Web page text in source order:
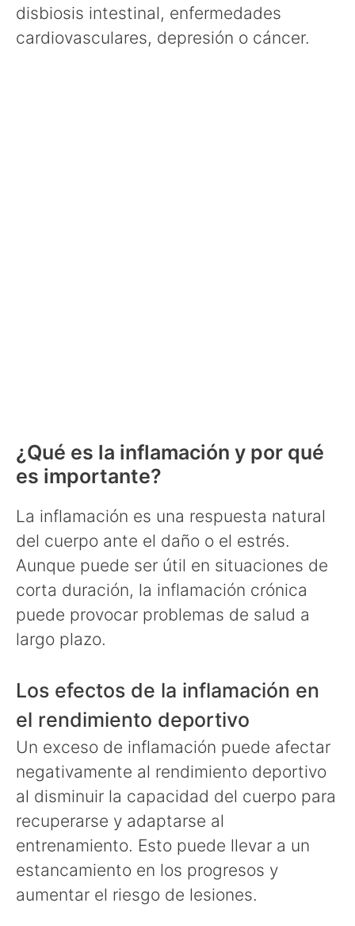
disbiosis intestinal, enfermedades
cardiovasculares, depresión o cáncer.
¿Qué es la inflamación y por qué
es importante?
La inflamación es una respuesta natural
del cuerpo ante el daño o el estrés.
Aunque puede ser útil en situaciones de
corta duración, la inflamación crónica
puede provocar problemas de salud a
largo plazo.
Los efectos de la inflamación en
el rendimiento deportivo
Un exceso de inflamación puede afectar
negativamente al rendimiento deportivo
al disminuir la capacidad del cuerpo para
recuperarse y adaptarse al
entrenamiento. Esto puede llevar a un
estancamiento en los progresos y
aumentar el riesgo de lesiones.